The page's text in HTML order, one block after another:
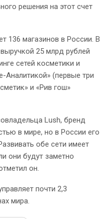
решения на этот счет
136 магазинов в России. В
25 млрд рублей
сетей косметики и
Аналитикой» (первые три
и «Рив гош»
Lush, бренд
в мире, но в России его
обе сети имеет
они будут заметно
он.
почти 2,3
мира.